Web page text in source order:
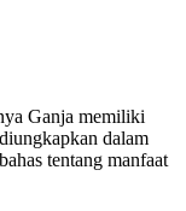
Ganja memiliki
dalam
tentang manfaat